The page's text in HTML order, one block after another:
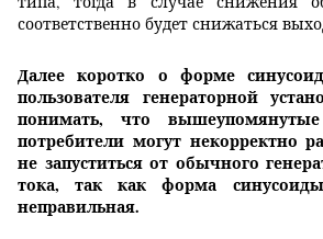
соответственно будет снижаться
Далее коротко о форме
пользователя генераторной
понимать, что вышеупомянутые
потребители могут некорректно
не запуститься от обычного
тока, так как форма
неправильная.